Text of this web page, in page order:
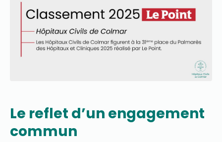
Le reflet d’un engagement
commun